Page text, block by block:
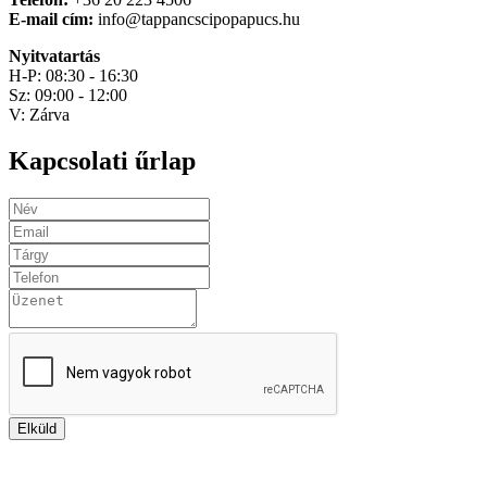
E-mail cím: info@tappancscipopapucs.hu
Nyitvatartás
H-P: 08:30 - 16:30
Sz: 09:00 - 12:00
V: Zárva
Kapcsolati űrlap
Elküld